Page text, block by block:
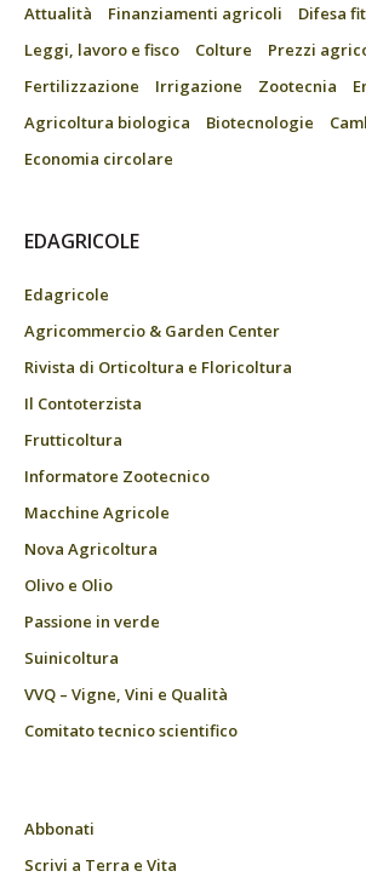
Attualità Finanziamenti agricoli
Difesa
Leggi, lavoro e fisco
Colture
Prezzi
Fertilizzazione
Irrigazione Zootecnia
Agricoltura biologica
Biotecnologie
Economia circolare
EDAGRICOLE
Edagricole
Agricommercio & Garden Center
Rivista di Orticoltura e Floricoltura
Il Contoterzista
Frutticoltura
Informatore Zootecnico
Macchine Agricole
Nova Agricoltura
Olivo e Olio
Passione in verde
Suinicoltura
VVQ – Vigne, Vini e Qualità
Comitato tecnico scientifico
Abbonati
Scrivi a Terra e Vita